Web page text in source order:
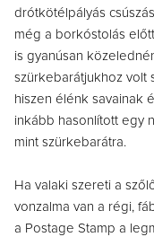
drótkötélpályás
még a borkóstolás
is gyanúsan
szürkebarátjukhoz volt
hiszen élénk savainak
inkább hasonlított egy
mint szürkebarátra.
Ha valaki szereti a
vonzalma van a régi,
a Postage Stamp a